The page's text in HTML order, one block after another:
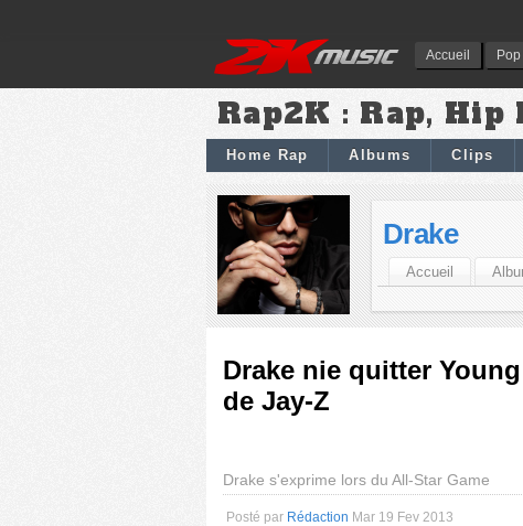
Accueil
Rap2K : Rap, Hip
Home Rap Albums Clips
Drake
Accueil
Drake nie quitter
de Jay-Z
Drake s'exprime lors du All-Star Game
Posté par Rédaction Mar 19 Fev 2013